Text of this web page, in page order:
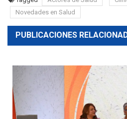
Novedades en Salud
PUBLICACIONES